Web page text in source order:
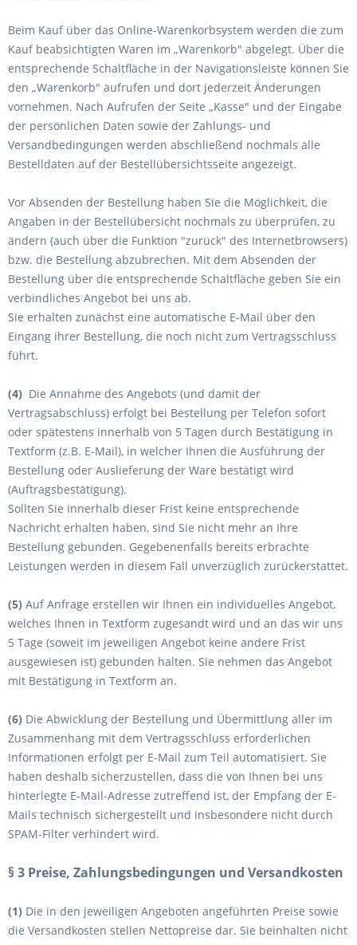
Beim Kauf über das Online-Warenkorbsystem werden die zum
Kauf beabsichtigten Waren im „Warenkorb" abgelegt. Über die
entsprechende Schaltfläche in der Navigationsleiste können Sie
den „Warenkorb" aufrufen und dort jederzeit Änderungen
vornehmen. Nach Aufrufen der Seite „Kasse" und der Eingabe
der persönlichen Daten sowie der Zahlungs- und
Versandbedingungen werden abschließend nochmals alle
Bestelldaten auf der Bestellübersichtsseite angezeigt.
Vor Absenden der Bestellung haben Sie die Möglichkeit, die
Angaben in der Bestellübersicht nochmals zu überprüfen, zu
ändern (auch über die Funktion "zurück" des Internetbrowsers)
bzw. die Bestellung abzubrechen. Mit dem Absenden der
Bestellung über die entsprechende Schaltfläche geben Sie ein
verbindliches Angebot bei uns ab.
Sie erhalten zunächst eine automatische E-Mail über den
Eingang ihrer Bestellung, die noch nicht zum Vertragsschluss
führt.
(4) Die Annahme des Angebots (und damit der
Vertragsabschluss) erfolgt bei Bestellung per Telefon sofort
oder spätestens innerhalb von 5 Tagen durch Bestätigung in
Textform (z.B. E-Mail), in welcher Ihnen die Ausführung der
Bestellung oder Auslieferung der Ware bestätigt wird
(Auftragsbestätigung).
Sollten Sie innerhalb dieser Frist keine entsprechende
Nachricht erhalten haben, sind Sie nicht mehr an Ihre
Bestellung gebunden. Gegebenenfalls bereits erbrachte
Leistungen werden in diesem Fall unverzüglich zurückerstattet.
(5) Auf Anfrage erstellen wir Ihnen ein individuelles Angebot,
welches Ihnen in Textform zugesandt wird und an das wir uns
5 Tage (soweit im jeweiligen Angebot keine andere Frist
ausgewiesen ist) gebunden halten. Sie nehmen das Angebot
mit Bestätigung in Textform an.
(6) Die Abwicklung der Bestellung und Übermittlung aller im
Zusammenhang mit dem Vertragsschluss erforderlichen
Informationen erfolgt per E-Mail zum Teil automatisiert. Sie
haben deshalb sicherzustellen, dass die von Ihnen bei uns
hinterlegte E-Mail-Adresse zutreffend ist, der Empfang der E-
Mails technisch sichergestellt und insbesondere nicht durch
SPAM-Filter verhindert wird.
§ 3 Preise, Zahlungsbedingungen und Versandkosten
(1) Die in den jeweiligen Angeboten angeführten Preise sowie
die Versandkosten stellen Nettopreise dar. Sie beinhalten nicht